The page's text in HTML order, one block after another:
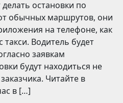
остановки по
обычных маршрутов, они
на телефоне, как
такси. Водитель будет
заявкам
будут находиться не
Читайте в
в […]